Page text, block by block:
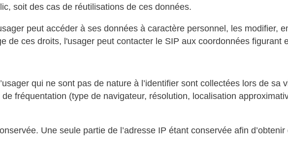
soit des cas de réutilisations de ces données.
peut accéder à ses données à caractère personnel, les modifier,
de ces droits, l'usager peut contacter le SIP aux coordonnées figurant
qui ne sont pas de nature à l’identifier sont collectées lors de sa
fréquentation (type de navigateur, résolution, localisation
Une seule partie de l’adresse IP étant conservée afin